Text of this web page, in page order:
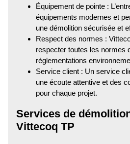
Équipement de pointe :
équipements modernes et
une démolition sécurisée et
Respect des normes :
respecter toutes les normes
réglementations
Service client : Un service
une écoute attentive et des
pour chaque projet.
Services de
Vittecoq TP